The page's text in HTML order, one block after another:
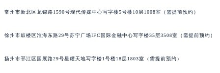
常州市新北区龙锦路1590号现代传媒中心写字楼5号楼10层1008室（需提前预约）
徐州市鼓楼区淮海东路29号苏宁广场IFC国际金融中心写字楼35层3508室（需提前预约）
扬州市邗江区国展路29号星耀天地写字楼1号楼18层1803室（需提前预约）